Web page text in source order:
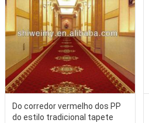
Do corredor vermelho dos PP
do estilo tradicional tapete